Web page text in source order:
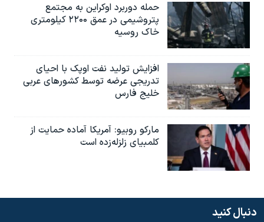
حمله دوربرد اوکراین به مجتمع
پتروشیمی در عمق ۲۲۰۰ کیلومتری
خاک روسیه
افزایش تولید نفت اوپک با احیای
تدریجی عرضه توسط کشورهای عربی
خلیج فارس
مارکو روبیو: آمریکا آماده حمایت از
کلمبیای زلزله‌زده است
دنبال کنید